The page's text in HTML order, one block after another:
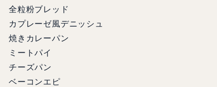
全粒粉ブレッド
カプレーゼ風デニッシュ
焼きカレーパン
ミートパイ
チーズパン
ベーコンエピ